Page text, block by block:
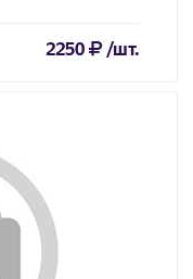
2250 /шт.